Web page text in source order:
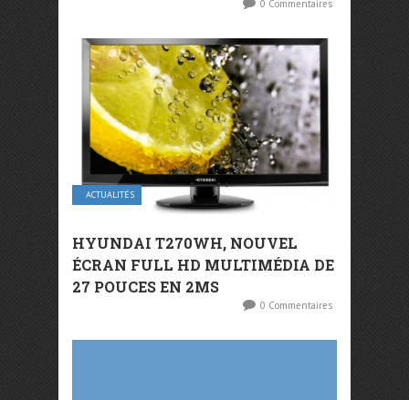
0 Commentaires
ACTUALITÉS
HYUNDAI T270WH, NOUVEL
ÉCRAN FULL HD MULTIMÉDIA DE
27 POUCES EN 2MS
0 Commentaires